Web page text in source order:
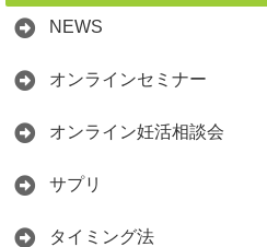
NEWS
オンラインセミナー
オンライン妊活相談会
サプリ
タイミング法